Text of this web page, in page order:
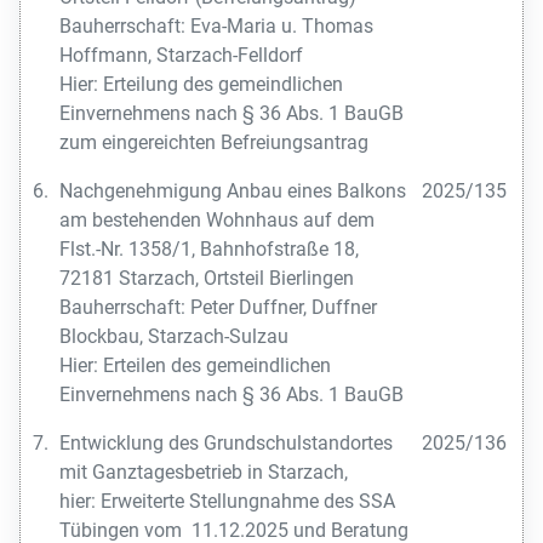
Bauherrschaft: Eva-Maria u. Thomas
Hoffmann, Starzach-Felldorf
Hier: Erteilung des gemeindlichen
Einvernehmens nach § 36 Abs. 1 BauGB
zum eingereichten Befreiungsantrag
6.
Nachgenehmigung Anbau eines Balkons
am bestehenden Wohnhaus auf dem
Flst.-Nr. 1358/1, Bahnhofstraße 18,
72181 Starzach, Ortsteil Bierlingen
Bauherrschaft: Peter Duffner, Duffner
Blockbau, Starzach-Sulzau
Hier: Erteilen des gemeindlichen
Einvernehmens nach § 36 Abs. 1 BauGB
2025/135
7.
Entwicklung des Grundschulstandortes
mit Ganztagesbetrieb in Starzach,
hier: Erweiterte Stellungnahme des SSA
Tübingen vom 11.12.2025 und Beratung
2025/136